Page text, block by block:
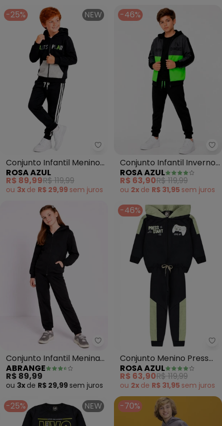
-25% NEW
Rosa Azul - Conjunto Infantil
Conjunto Infantil Menino
Inverno Let'S Play Preto
ROSA AZUL
R$ 89,99R$ 119,99
ou 3x de R$ 29,99 sem juros
-46%
Conjunto Infantil Inverno
Charged (Preto)
ROSA AZUL
R$ 63,90R$ 119,99
ou 2x de R$ 31,95 sem juros
Abrange - Conjunto Infantil
Conjunto Infantil Menina
em Moletom (Preto)
ABRANGE
R$ 89,99
ou 3x de R$ 29,99 sem juros
-46%
Conjunto Menino Press
Start (Preto)
ROSA AZUL
R$ 63,90R$ 119,99
ou 2x de R$ 31,95 sem juros
-25% NEW -70%